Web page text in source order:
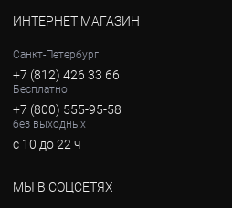
ИНТЕРНЕТ МАГАЗИН
Санкт-Петербург
+7 (812) 426 33 66
Бесплатно
+7 (800) 555-95-58
без выходных
с 10 до 22 ч
МЫ В СОЦСЕТЯХ